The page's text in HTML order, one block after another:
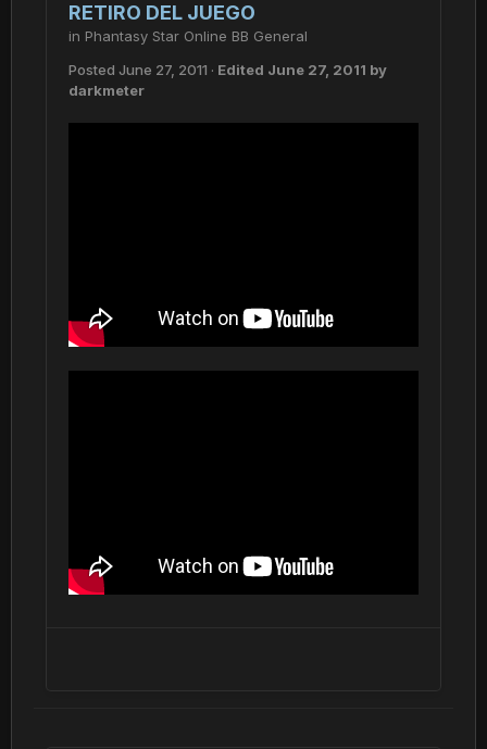
RETIRO DEL JUEGO
in Phantasy Star Online BB General
Posted June 27, 2011 · Edited June 27, 2011 by
darkmeter